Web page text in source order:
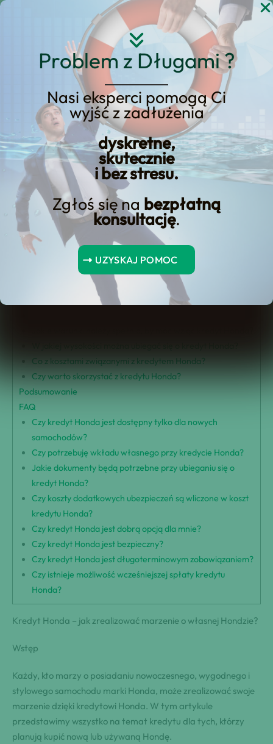
Problem z Długami ?
Nasi eksperci pomogą Ci
wyjść z zadłużenia
dyskretne,
skutecznie
i bez stresu.
Zgłoś się na bezpłatną
konsultację.
UZYSKAJ POMOC
Przejdź
kredyt honda
Spis Treści
Kredyt Honda – jak zrealizować marzenie o własnej Hondzie?
Co to jest kredyt Honda?
Co z kosztami związanymi z kredytem Honda?
Czy warto skorzystać z kredytu Honda?
Podsumowanie
FAQ
Czy kredyt Honda jest dostępny tylko dla nowych
samochodów?
Czy potrzebuję wkładu własnego przy kredycie Honda?
Jakie dokumenty będą potrzebne przy ubieganiu się o
kredyt Honda?
Czy koszty dodatkowych ubezpieczeń są wliczone w koszt
kredytu Honda?
Czy kredyt Honda jest dobrą opcją dla mnie?
Czy kredyt Honda jest bezpieczny?
Czy kredyt Honda jest długoterminowym zobowiązaniem?
Czy istnieje możliwość wcześniejszej spłaty kredytu
Honda?
Kredyt Honda – jak zrealizować marzenie o własnej Hondzie?
Wstęp
Każdy, kto marzy o posiadaniu nowoczesnego, wygodnego i
stylowego samochodu marki Honda, może zrealizować swoje
marzenie dzięki kredytowi Honda. W tym artykule
przedstawimy wszystko na temat kredytu dla tych, którzy
planują kupić nową lub używaną Hondę.